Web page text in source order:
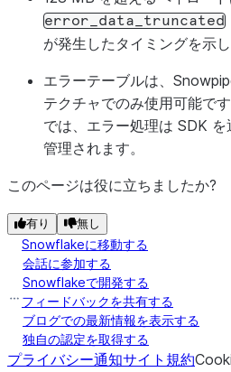
error_data_truncated
が発生したタイミングを示し
エラーテーブルは、
テクチャでのみ使用可能で
では、エラー処理は SDK
管理されます。
このページは役に立ちましたか?
有り 無し
Snowflakeに移動する
会話に参加する
Snowflakeで開発する
フィードバックを共有する
ブログでの最新情報を表示する
独自の認定を取得する
プライバシー通知サイト規約